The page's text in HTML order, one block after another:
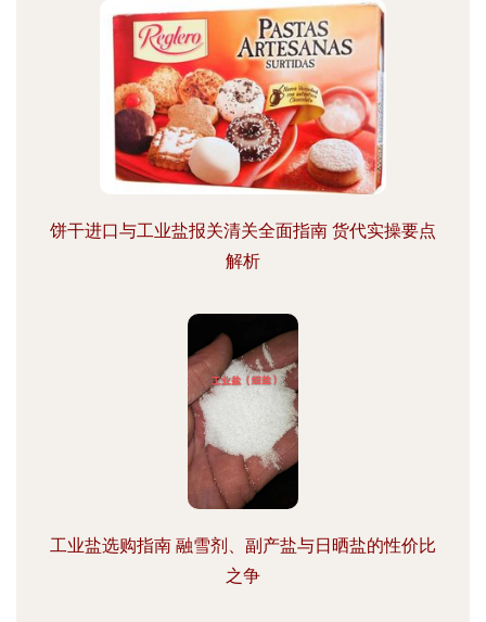
饼干进口与工业盐报关清关全面指南 货代实操要点
解析
工业盐选购指南 融雪剂、副产盐与日晒盐的性价比
之争